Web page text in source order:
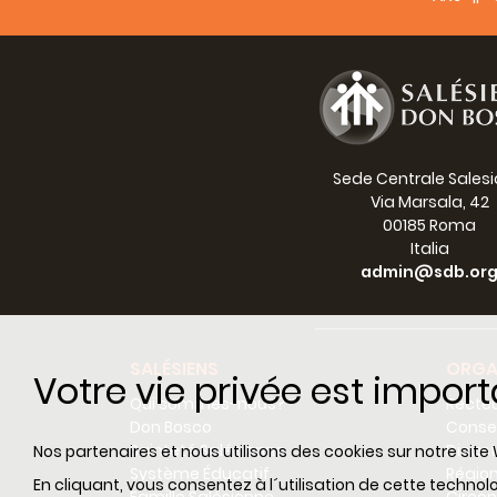
Votre vie privée est
Nos partenaires et nous utilisons des cookies sur notre
En cliquant, vous consentez à l´utilisation de cette
Nous
de
Je
entier
Nous
Sede Centrale
Via Marsala, 42
00185 Roma
Italia
admin@sdb.org
Qui sommes-nous?
Sainteté Salésienne
Système Éducatif
Régions